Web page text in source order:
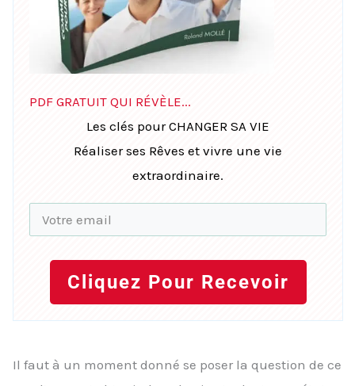
PDF GRATUIT QUI RÉVÈLE...
Les clés pour CHANGER SA VIE
Réaliser ses Rêves et vivre une vie
extraordinaire.
Cliquez Pour Recevoir
Il faut à un moment donné se poser la question de ce